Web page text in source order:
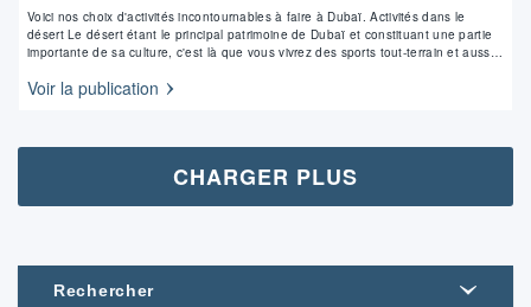
Voici nos choix d'activités incontournables à faire à Dubaï. Activités dans le
désert Le désert étant le principal patrimoine de Dubaï et constituant une partie
importante de sa culture, c'est là que vous vivrez des sports tout-terrain et aussi
Voir la publication
CHARGER PLUS
Rechercher